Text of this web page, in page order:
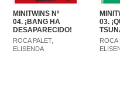
MINITWINS Nº
04. ¡BANG HA
DESAPARECIDO!
ROCA PALET,
ELISENDA
03.
ROCA